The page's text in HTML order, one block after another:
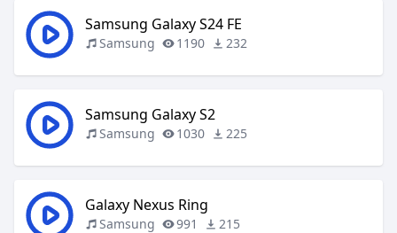
Samsung Galaxy S24 FE
Samsung 1190 232
Samsung Galaxy S2
Samsung 1030 225
Galaxy Nexus Ring
Samsung 991 215